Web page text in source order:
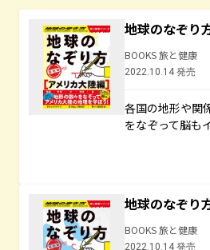
地球のなぞ
BOOKS 旅と健康
2022.10.14 発売
各国の地形や関
をなぞって脳も
地球のなぞ
BOOKS 旅と健康
2022.10.14 発売